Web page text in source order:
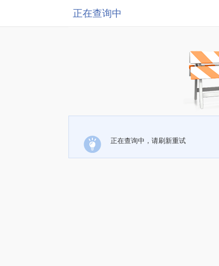
正在查询中
正在查询中，请刷新重试